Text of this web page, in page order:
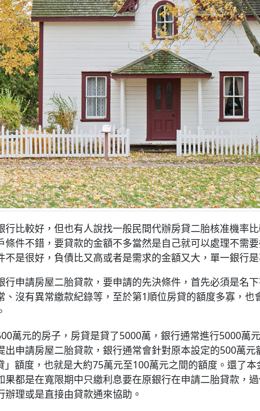
行比較好，但也有人說找一般民間代辦房貸二胎核准機率
條件不錯，要貸款的金額不多當然是自己就可以處理不需
不是很好，負債比又高或者是需求的金額又大，單一銀行
行申請房屋二胎貸款，要申請的先決條件，首先必須是名
、沒有異常繳款紀錄等，至於第1順位房貸的額度多寡，也
萬元的房子，房貸是貸了5000萬，銀行通常進行5000萬
出申請房屋二胎貸款，銀行通常會針對原本設定的500萬元
」額度，也就是大約75萬元至100萬元之間的額度。還了
果都是在寬限期中只繳利息要在原銀行在申請二胎貸款，
辦理或是直接由貸款通來協助。